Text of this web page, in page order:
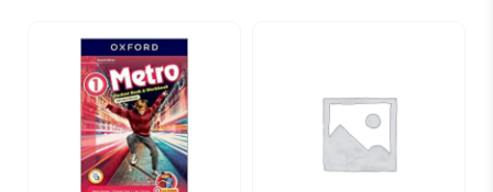
(edição
Revista
Ampliada):
Impacto